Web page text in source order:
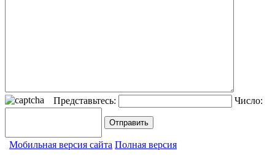
Представьтесь: Число:
Мобильная версия сайта Полная версия